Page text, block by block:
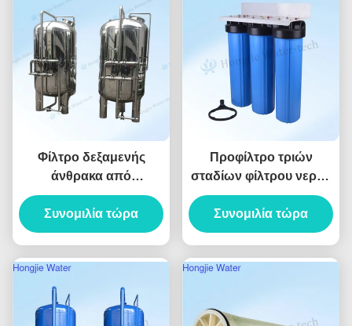
Φίλτρο δεξαμενής
άνθρακα από
ανοξείδωτο χάλυβα 304
/ 316, 60m3/H,
εξαρτήματα εξοπλισμού
Συνομιλία τώρα
Προφίλτρο τριών
σταδίων φίλτρου νερού
20 ιντσών για
καθαρισμό νερού
ολόκληρου του σπιτιού
Συνομιλία τώρα